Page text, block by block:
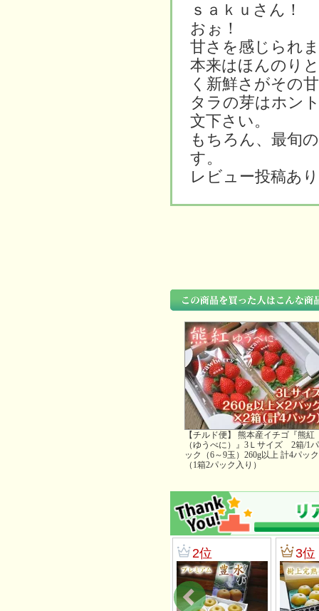
ｓａｋｕさん！
おぉ！
甘さを感じられ
本来はほんのり
く新鮮さがその
タラの芽はホン
文下さい。
もちろん、最旬
す。
レビュー投稿あ
【チルド便】 熊本産イチゴ『熊紅
（ゆうべに）』3Ｌサイズ 2箱/1パ
ック（6～9玉）260g以上 計4パック
（1箱2パック入り）